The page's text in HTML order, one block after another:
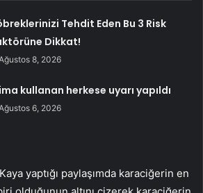
Tehdit Eden Bu 3 Risk
Dikkat!
8, 2026
kullanan herkese uyarı yapıldı
6, 2026
yaptığı paylaşımda karaciğerin en